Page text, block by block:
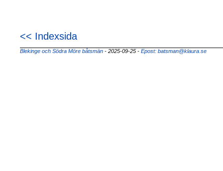
<< Indexsida
Blekinge och Södra Möre båtsmän - 2025-09-25 - Epost: batsman@klaura.se